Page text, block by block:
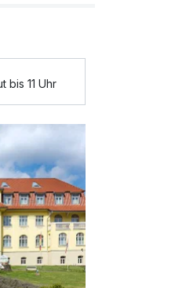
bis 11 Uhr